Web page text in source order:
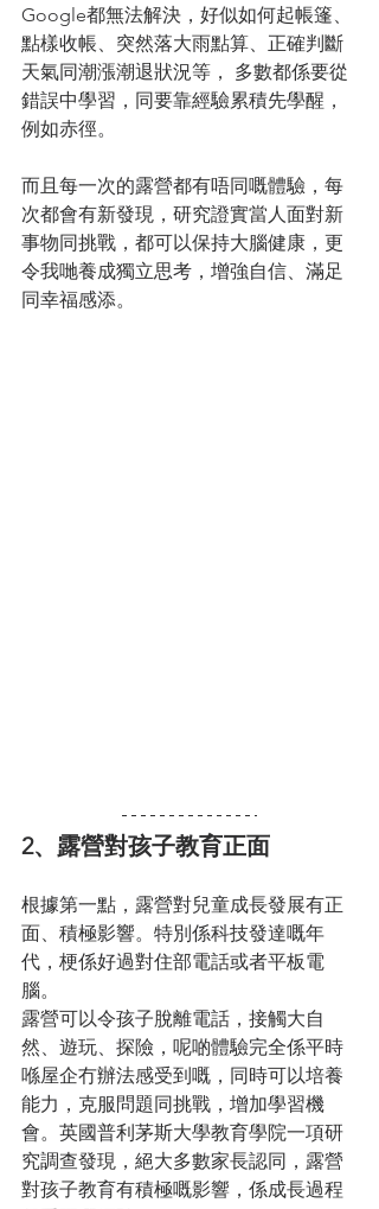
Google都無法解決，好似如何起帳篷、
點樣收帳、突然落大雨點算、正確判斷
天氣同潮漲潮退狀況等， 多數都係要從
錯誤中學習，同要靠經驗累積先學醒，
例如赤徑。
而且每一次的露營都有唔同嘅體驗，每
次都會有新發現，研究證實當人面對新
事物同挑戰，都可以保持大腦健康，更
令我哋養成獨立思考，增強自信、滿足
同幸福感添。
2、露營對孩子教育正面
根據第一點，露營對兒童成長發展有正
面、積極影響。特別係科技發達嘅年
代，梗係好過對住部電話或者平板電
腦。
露營可以令孩子脫離電話，接觸大自
然、遊玩、探險，呢啲體驗完全係平時
喺屋企冇辦法感受到嘅，同時可以培養
能力，克服問題同挑戰，增加學習機
會。英國普利茅斯大學教育學院一項研
究調查發現，絕大多數家長認同，露營
對孩子教育有積極嘅影響，係成長過程